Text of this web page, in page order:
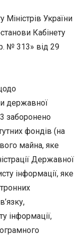
Міністрів України
Кабінету
№ 313» від 29
державної
заборонено
фондів (на
майна, яке
Державної
інформації, яке
інформації,